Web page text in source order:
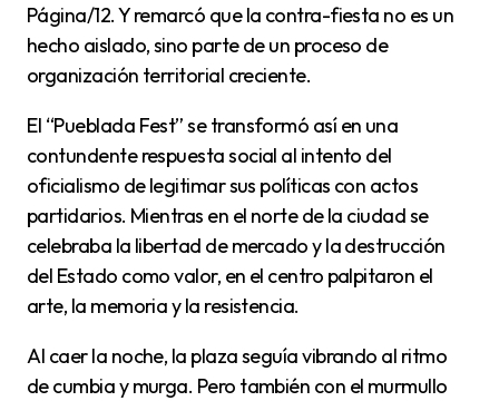
Página/12. Y remarcó que la contra-fiesta no es un
hecho aislado, sino parte de un proceso de
organización territorial creciente.
El “Pueblada Fest” se transformó así en una
contundente respuesta social al intento del
oficialismo de legitimar sus políticas con actos
partidarios. Mientras en el norte de la ciudad se
celebraba la libertad de mercado y la destrucción
del Estado como valor, en el centro palpitaron el
arte, la memoria y la resistencia.
Al caer la noche, la plaza seguía vibrando al ritmo
de cumbia y murga. Pero también con el murmullo